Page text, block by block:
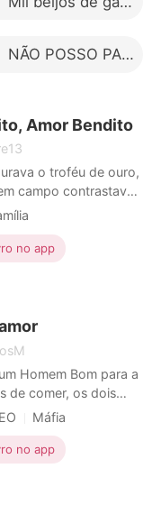
NÃO POSSO PARAR
Amor Bendito
o troféu de ouro,
campo contrastava
sua casa. Ali, sua
os pensamentos
arranjado
no app
Máfia
no app